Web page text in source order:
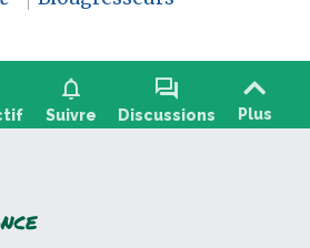
notifications
Suivre
forum
Discussions Plus